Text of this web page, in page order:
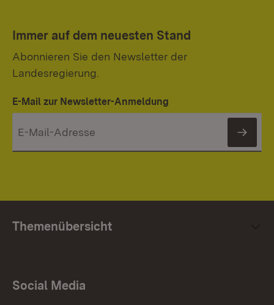
Immer auf dem neuesten Stand
Abonnieren Sie den Newsletter der
Landesregierung.
E-Mail zur Newsletter-Anmeldung
Themenübersicht
Social Media